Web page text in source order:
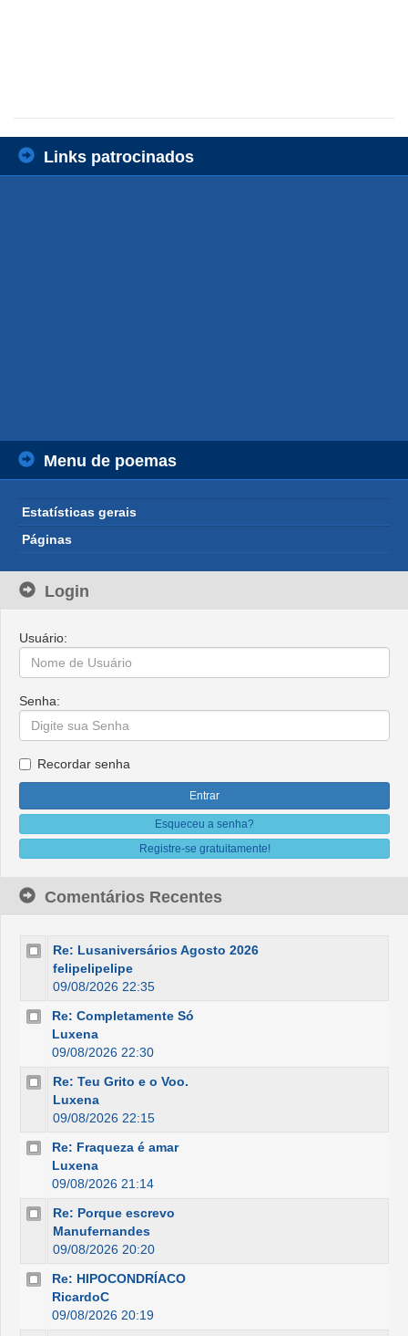
Links patrocinados
Menu de poemas
Estatísticas gerais
Páginas
Login
Usuário:
Senha:
Recordar senha
Esqueceu a senha?
Registre-se gratuitamente!
Comentários Recentes
Re: Lusaniversários Agosto 2026
felipelipelipe
09/08/2026 22:35
Re: Completamente Só
Luxena
09/08/2026 22:30
Re: Teu Grito e o Voo.
Luxena
09/08/2026 22:15
Re: Fraqueza é amar
Luxena
09/08/2026 21:14
Re: Porque escrevo
Manufernandes
09/08/2026 20:20
Re: HIPOCONDRÍACO
RicardoC
09/08/2026 20:19